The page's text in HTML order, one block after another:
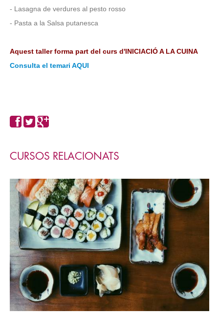
- Lasagna de verdures al pesto rosso
- Pasta a la Salsa putanesca
Aquest taller forma part del curs d'INICIACIÓ A LA CUINA
Consulta el temari AQUI
CURSOS RELACIONATS